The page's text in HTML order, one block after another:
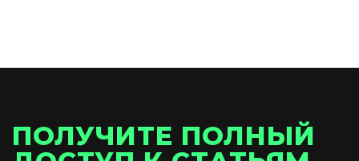
ПОЛУЧИТЕ ПОЛНЫЙ